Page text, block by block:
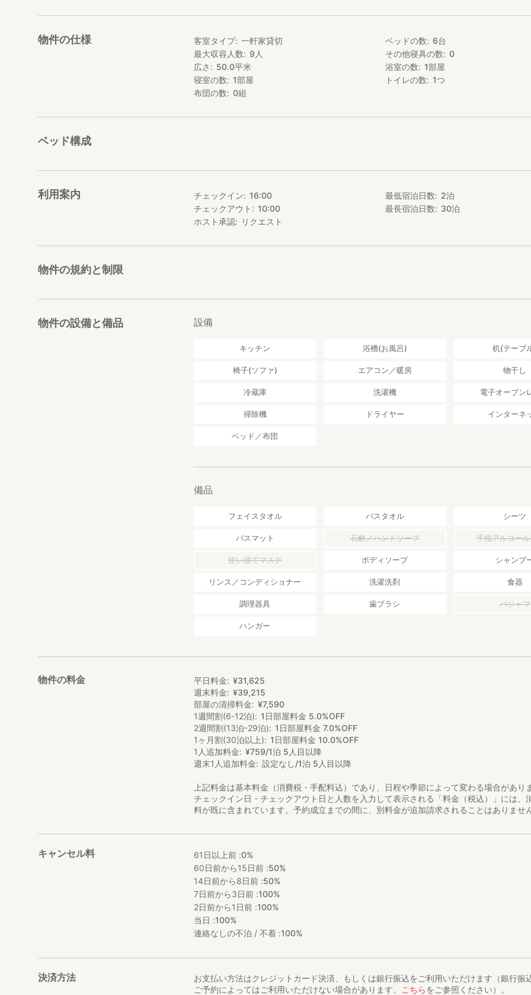
物件の仕様 客室タイプ 一軒家貸切
最大収容人数
9 人
広さ
50.0平米
寝室の数
1部屋
布団の数
0組
ベッドの数 6台
その他寝具の数
0
浴室の数
1部屋
トイレの数
1つ
ベッド構成
利用案内 チェックイン
16:00
チェックアウト
10:00
ホスト承認
リクエスト
最低宿泊日数 2泊
最長宿泊日数
30泊
物件の規約と制限
物件の設備と備品 設備
キッチン 浴槽(お風呂) 机(テーブ
椅子(ソファ) エアコン／暖房 物干し
冷蔵庫 洗濯機 電子オーブン
掃除機 ドライヤー インターネ
ベッド／布団
備品
フェイスタオル バスタオル シーツ
バスマット 石鹸／ハンドソープ 手指アルコー
使い捨てマスク ボディソープ シャンプ
リンス／コンディショナー 洗濯洗剤 食器
調理器具 歯ブラシ パジャマ
ハンガー
物件の料金 平日料金 ¥31,625
週末料金
¥39,215
部屋の清掃料金
¥7,590
1週間割(6-12泊)
1日部屋料金 5.0%OFF
2週間割(13泊-29泊)
1日部屋料金 7.0%OFF
1ヶ月割(30泊以上)
1日部屋料金 10.0%OFF
1人追加料金
¥759/1泊 5人目以降
週末1人追加料金
設定なし/1泊 5人目以降
上記料金は基本料金（消費税・手配料込）であり、日程や季節によって変わる場合があり
チェックイン日・チェックアウト日と人数を入力して表示される「料金（税込）」には、
料が既に含まれています。予約成立までの間に、別料金が追加請求されることはありません
キャンセル料 61日以上前 :0%
60日前から15日前 :50%
14日前から8日前 :50%
7日前から3日前 :100%
2日前から1日前 :100%
当日 :100%
連絡なしの不泊 / 不着 :100%
決済方法
お支払い方法はクレジットカード決済、もしくは銀行振込をご利用いただけます（銀行振
ご予約によってはご利用いただけない場合があります。 こちらをご参照ください）。